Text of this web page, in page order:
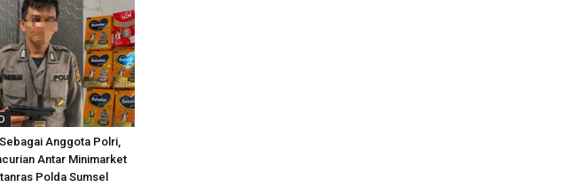
Anggota Polri,
Antar Minimarket
Polda Sumsel